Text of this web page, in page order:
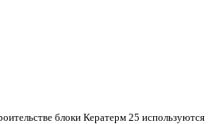
блоки Кератерм 25 используются